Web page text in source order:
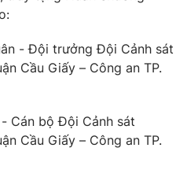
- Đội trưởng Đội Cảnh sát
Cầu Giấy – Công an TP.
Cán bộ Đội Cảnh sát
Cầu Giấy – Công an TP.